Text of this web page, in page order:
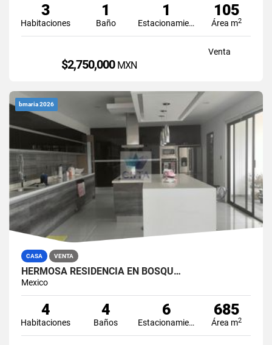
3
Habitaciones
1
Baño
1
Estacionamiento
105
Área m2
Venta
$2,750,000 MXN
bmaria 2026
CASA VENTA
HERMOSA RESIDENCIA EN BOSQU…
Mexico
4
Habitaciones
4
Baños
6
Estacionamiento
685
Área m2